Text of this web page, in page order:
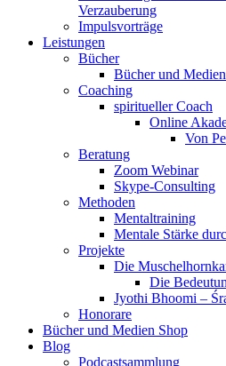
Verzauberung
Impulsvorträge
Leistungen
Bücher
Bücher und
Coaching
spiritueller Coach
Online
Von
Beratung
Zoom Webinar
Skype-Consulting
Methoden
Mentaltraining
Mentale Stärke
Projekte
Die
Die
Jyothi Bhoomi –
Honorare
Bücher und Medien Shop
Blog
Podcastsammlung